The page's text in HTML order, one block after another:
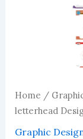
Home /
letterhead
Graphic